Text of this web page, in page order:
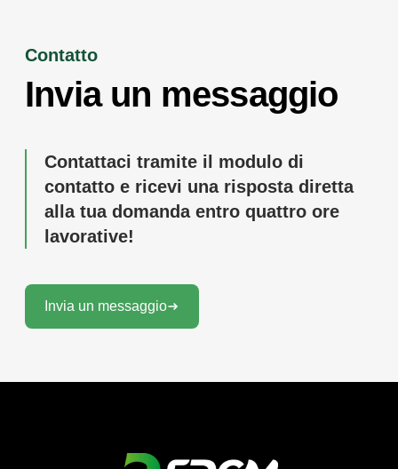
Contatto
Invia un messaggio
Contattaci tramite il modulo di
contatto e ricevi una risposta diretta
alla tua domanda entro quattro ore
lavorative!
Invia un messaggio